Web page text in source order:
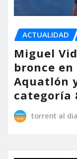
ACTUALIDAD
Miguel
bronce en
Aquatlón
categoría
torrent al dia